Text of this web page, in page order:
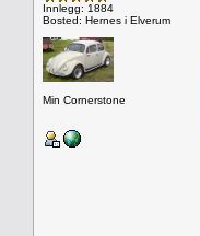
Innlegg: 1884
Bosted: Hernes i Elverum
Min Cornerstone